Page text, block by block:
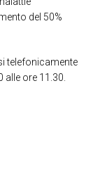
del 50%
telefonicamente
ore 11.30.